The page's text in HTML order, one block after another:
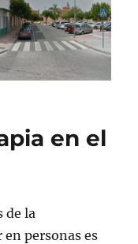
en el
de la
personas es